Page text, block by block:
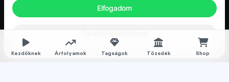
Kezdőknek Árfolyamok Tagságok Tőzsdék Shop
Elfogadom
ÁSZF
Adatvédelmi tájékoztató
Copyright © 2017–2026. Minden jog fenntartva